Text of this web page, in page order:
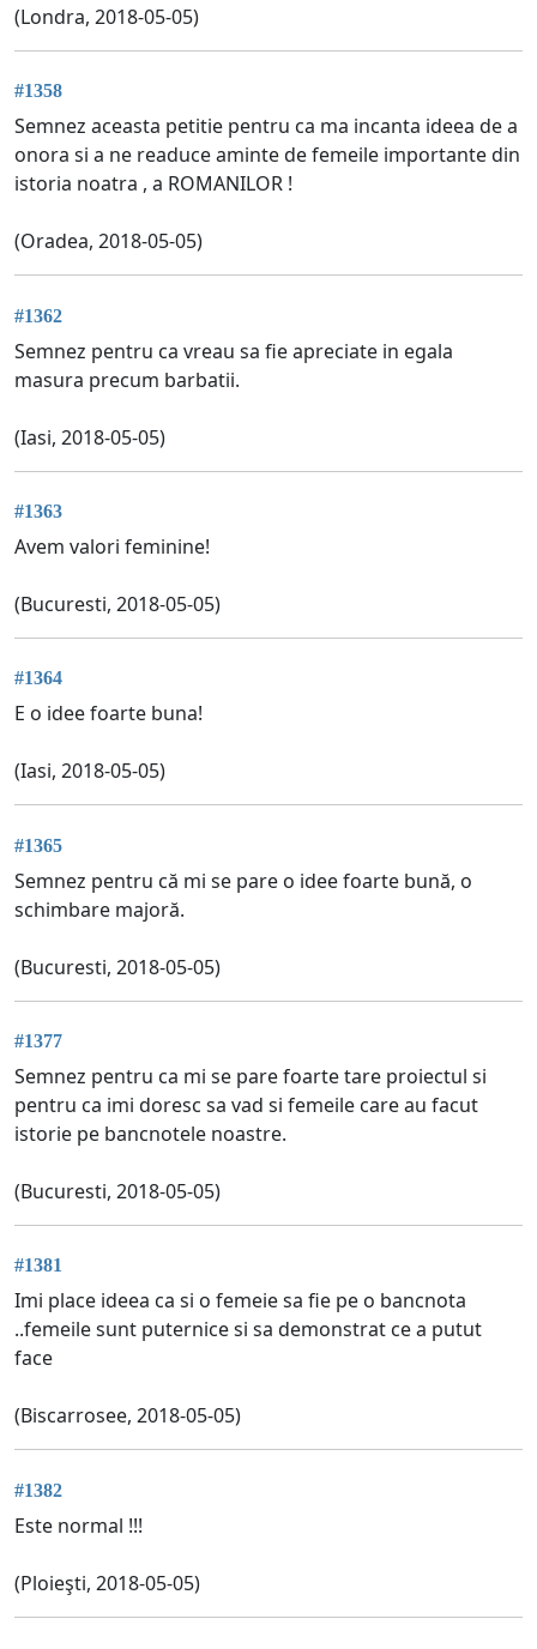
(Londra, 2018-05-05)
#1358
Semnez aceasta petitie pentru ca ma incanta ideea de a
onora si a ne readuce aminte de femeile importante din
istoria noatra , a ROMANILOR !
(Oradea, 2018-05-05)
#1362
Semnez pentru ca vreau sa fie apreciate in egala
masura precum barbatii.
(Iasi, 2018-05-05)
#1363
Avem valori feminine!
(Bucuresti, 2018-05-05)
#1364
E o idee foarte buna!
(Iasi, 2018-05-05)
#1365
Semnez pentru că mi se pare o idee foarte bună, o
schimbare majoră.
(Bucuresti, 2018-05-05)
#1377
Semnez pentru ca mi se pare foarte tare proiectul si
pentru ca imi doresc sa vad si femeile care au facut
istorie pe bancnotele noastre.
(Bucuresti, 2018-05-05)
#1381
Imi place ideea ca si o femeie sa fie pe o bancnota
..femeile sunt puternice si sa demonstrat ce a putut
face
(Biscarrosee, 2018-05-05)
#1382
Este normal !!!
(Ploieşti, 2018-05-05)